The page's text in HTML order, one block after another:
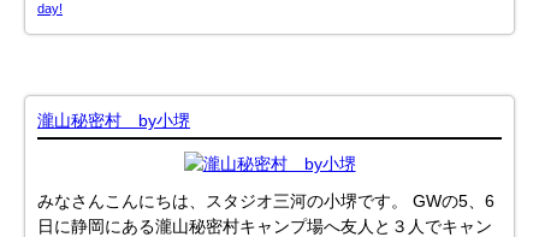
day!
瀧山秘密村 by小堺
みなさんこんにちは、スタジオ三河の小堺です。 GWの5、6
日に静岡にある瀧山秘密村キャンプ場へ友人と３人でキャン